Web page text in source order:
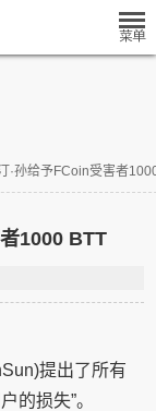
·孙给予FCoin受害者
1000 BTT
提出了所有
的损失”。